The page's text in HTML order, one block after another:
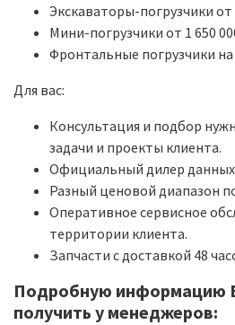
Экскаваторы-погрузчики от
Мини-погрузчики от 1 650
Фронтальные погрузчики на
Для вас:
Консультация и подбор
задачи и проекты клиента.
Официальный дилер данных
Разный ценовой диапазон
Оперативное сервисное
территории клиента.
Запчасти с доставкой 48
Подробную информацию
получить у менеджеров: